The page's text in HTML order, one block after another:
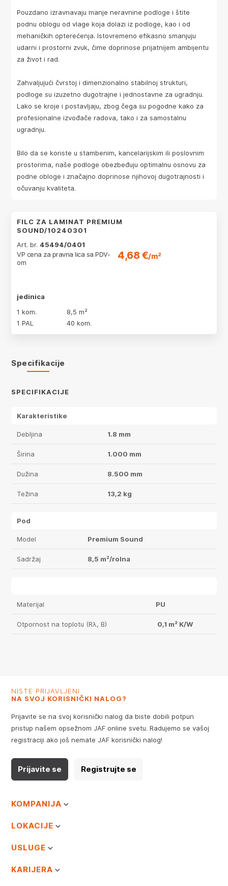
Pouzdano izravnavaju manje neravnine podloge i štite
podnu oblogu od vlage koja dolazi iz podloge, kao i od
mehaničkih opterećenja. Istovremeno efikasno smanjuju
udarni i prostorni zvuk, čime doprinose prijatnijem ambijentu
za život i rad.
Zahvaljujući čvrstoj i dimenzionalno stabilnoj strukturi,
podloge su izuzetno dugotrajne i jednostavne za ugradnju.
Lako se kroje i postavljaju, zbog čega su pogodne kako za
profesionalne izvođače radova, tako i za samostalnu
ugradnju.
Bilo da se koriste u stambenim, kancelarijskim ili poslovnim
prostorima, naše podloge obezbeđuju optimalnu osnovu za
podne obloge i značajno doprinose njihovoj dugotrajnosti i
očuvanju kvaliteta.
FILC ZA LAMINAT PREMIUM
SOUND/10240301
Art. br. 45494/0401
VP cena za pravna lica sa PDV-
om
4,68 €/m²
jedinica
1 kom.
8,5 m²
1 PAL
40 kom.
Specifikacije
SPECIFIKACIJE
Karakteristike
Debljina 1.8 mm
Širina 1.000 mm
Dužina 8.500 mm
Težina 13,2 kg
Pod
Model Premium Sound
Sadržaj 8,5 m²/rolna
Materijal PU
Otpornost na toplotu (Rλ, B) 0,1 m² K/W
NISTE PRIJAVLJENI
NA SVOJ KORISNIČKI NALOG?
Prijavite se na svoj korisnički nalog da biste dobili potpun
pristup našem opsežnom JAF online svetu. Radujemo se vašoj
registraciji ako još nemate JAF korisnički nalog!
Prijavite se Registrujte se
KOMPANIJA
LOKACIJE
USLUGE
KARIJERA